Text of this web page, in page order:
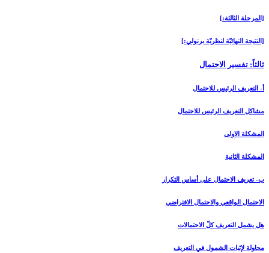
[المرحلة الثالثة:]
[النتيجة النهائيّة لنظريّة برنولي:]
ثالثاً: تفسير الاحتمال‏
أ- التعريف الرئيس للاحتمال‏
مشاكل التعريف الرئيس للاحتمال
المشكلة الاولى
المشكلة الثانية
ب- تعريف الاحتمال على أساس التكرار
الاحتمال الواقعي والاحتمال الافتراضي
هل يشمل التعريف كلّ الاحتمالات
محاولة لإثبات الشمول في التعريف